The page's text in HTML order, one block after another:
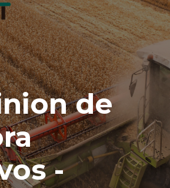
de
-